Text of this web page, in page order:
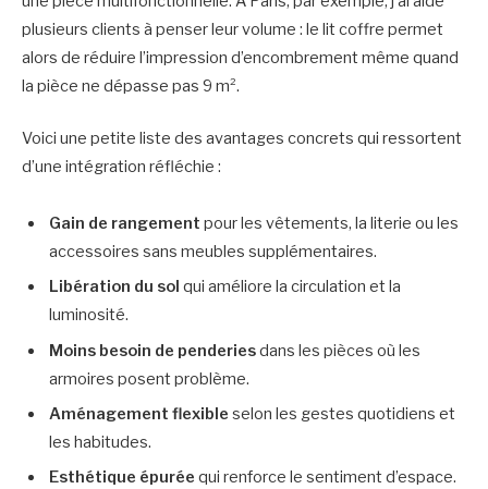
plusieurs clients à penser leur volume : le lit coffre permet
alors de réduire l’impression d’encombrement même quand
la pièce ne dépasse pas 9 m².
Voici une petite liste des avantages concrets qui ressortent
d’une intégration réfléchie :
Gain de rangement pour les vêtements, la literie ou les
accessoires sans meubles supplémentaires.
Libération du sol qui améliore la circulation et la
luminosité.
Moins besoin de penderiesdans les pièces où les
armoires posent problème.
Aménagement flexible selon les gestes quotidiens et
les habitudes.
Esthétique épurée qui renforce le sentiment d’espace.